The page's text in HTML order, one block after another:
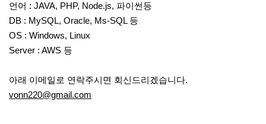
언어 : JAVA, PHP, Node.js, 파이썬등
DB : MySQL, Oracle, Ms-SQL 등
OS : Windows, Linux
Server : AWS 등
아래 이메일로 연락주시면 회신드리겠습니다.
vonn220@gmail.com